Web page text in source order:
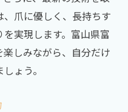
爪に優しく、長持ちす
実現します。富山県富
しみながら、自分だけ
ょう。